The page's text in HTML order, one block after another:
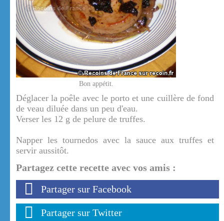
Bon appétit.
Déglacer la poêle avec le porto et une cuillère de fond
de veau diluée dans un peu d'eau.
Verser les 12 g de pelure de truffes.
Napper les tournedos avec la sauce aux truffes et
servir aussitôt.
Partagez cette recette avec vos amis :
Partager sur Facebook
Partager sur Twitter